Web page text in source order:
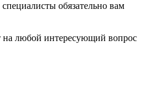
обязательно вам
на любой интересующий вопрос